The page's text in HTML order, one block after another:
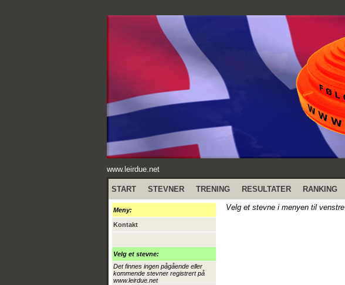
www.leirdue.net
START STEVNER TRENING RESULTATER RANKING
Meny:
Kontakt
Velg et stevne:
Det finnes ingen pågående eller
kommende stevner registrert på
www.leirdue.net
Velg et stevne i menyen til venstre